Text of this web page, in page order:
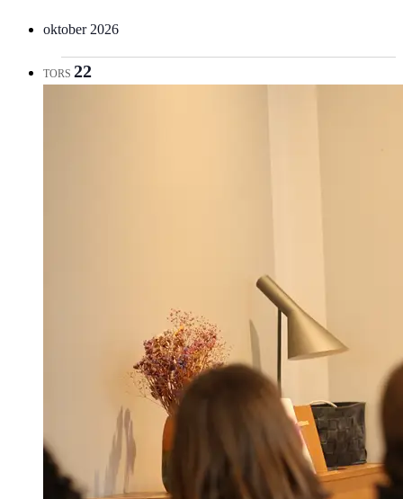
oktober 2026
TORS 22